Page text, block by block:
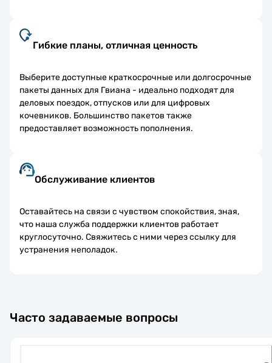
Гибкие планы, отличная ценность
Выберите доступные краткосрочные или долгосрочные
пакеты данных для Гвиана - идеально подходят для
деловых поездок, отпусков или для цифровых
кочевников. Большинство пакетов также
предоставляет возможность пополнения.
Обслуживание клиентов
Оставайтесь на связи с чувством спокойствия, зная,
что наша служба поддержки клиентов работает
круглосуточно. Свяжитесь с ними через ссылку для
устранения неполадок.
Часто задаваемые вопросы